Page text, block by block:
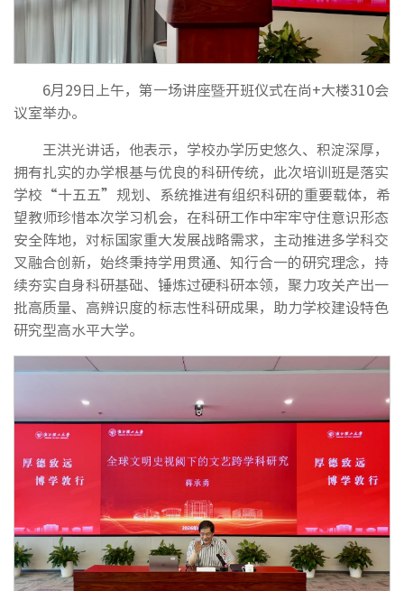
6月29日上午，第一场讲座暨开班仪式在尚+大楼310会
议室举办。
王洪光讲话，他表示，学校办学历史悠久、积淀深厚，
拥有扎实的办学根基与优良的科研传统，此次培训班是落实
学校“十五五”规划、系统推进有组织科研的重要载体，希
望教师珍惜本次学习机会，在科研工作中牢牢守住意识形态
安全阵地，对标国家重大发展战略需求，主动推进多学科交
叉融合创新，始终秉持学用贯通、知行合一的研究理念，持
续夯实自身科研基础、锤炼过硬科研本领，聚力攻关产出一
批高质量、高辨识度的标志性科研成果，助力学校建设特色
研究型高水平大学。